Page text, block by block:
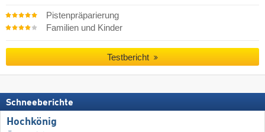
Pistenpräparierung
Familien und Kinder
Testbericht
Schneeberichte
Hochkönig